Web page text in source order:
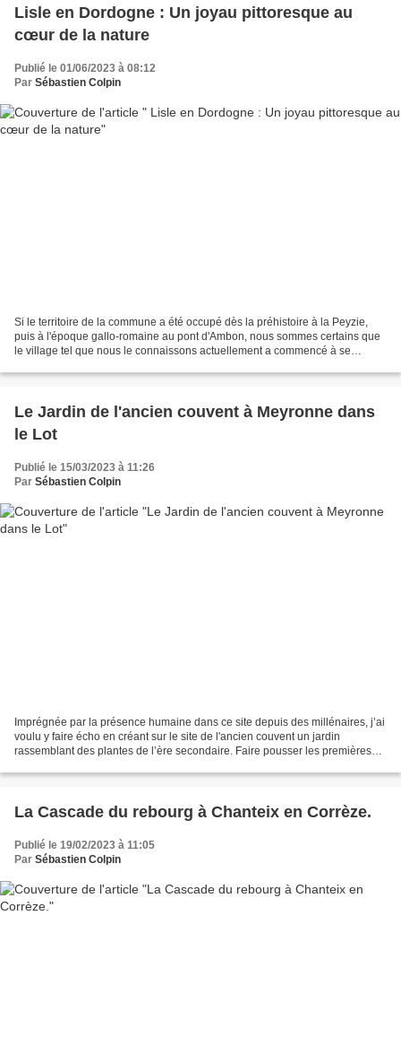
Lisle en Dordogne : Un joyau pittoresque au
cœur de la nature
Publié le 01/06/2023 à 08:12
Par Sébastien Colpin
Si le territoire de la commune a été occupé dès la préhistoire à la Peyzie,
puis à l'époque gallo-romaine au pont d'Ambon, nous sommes certains que
le village tel que nous le connaissons actuellement a commencé à se
Le Jardin de l'ancien couvent à Meyronne dans
le Lot
Publié le 15/03/2023 à 11:26
Par Sébastien Colpin
Imprégnée par la présence humaine dans ce site depuis des millénaires, j’ai
voulu y faire écho en créant sur le site de l'ancien couvent un jardin
rassemblant des plantes de l’ère secondaire. Faire pousser les premières
La Cascade du rebourg à Chanteix en Corrèze.
Publié le 19/02/2023 à 11:05
Par Sébastien Colpin